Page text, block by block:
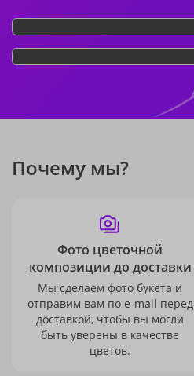
Почему мы?
Фото цветочной
композиции до доставки
Мы сделаем фото букета и
отправим вам по e-mail перед
доставкой, чтобы вы могли
быть уверены в качестве
цветов.